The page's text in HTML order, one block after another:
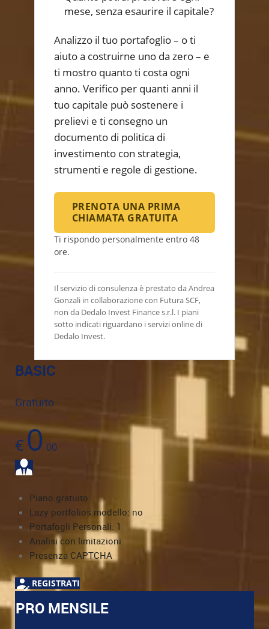
mese, senza esaurire il capitale?
Analizzo il tuo portafoglio – o ti
aiuto a costruirne uno da zero – e
ti mostro quanto ti costa ogni
anno. Verifico per quanti anni il
tuo capitale può sostenere i
prelievi e ti consegno un
documento di politica di
investimento con strategia,
strumenti e regole di gestione.
PRENOTA UNA PRIMA
CHIAMATA GRATUITA
Ti rispondo personalmente entro 48
ore.
Il servizio di consulenza è prestato da Andrea
Gonzali in collaborazione con Futura SCF,
non da Dedalo Invest Finance s.r.l. I piani
sotto indicati riguardano i servizi online di
Dedalo Invest.
BASIC
Gratuito
€0 00
Piano gratuito
Lazy portfolios modello: no
Portafogli Personali: 1
Analisi con limitazioni
Presenza CAPTCHA
REGISTRATI
PRO MENSILE